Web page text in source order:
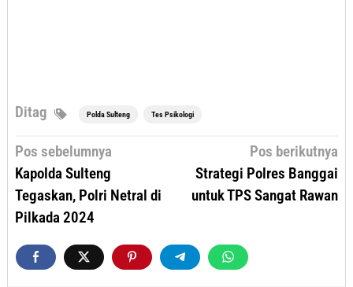
Ditag Polda Sulteng Tes Psikologi
Navigasi
Pos sebelumnya
Kapolda Sulteng
Tegaskan, Polri Netral di
Pilkada 2024
Pos berikutnya
Strategi Polres Banggai
untuk TPS Sangat Rawan